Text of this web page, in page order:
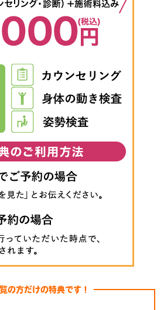
の方だけの特典です！